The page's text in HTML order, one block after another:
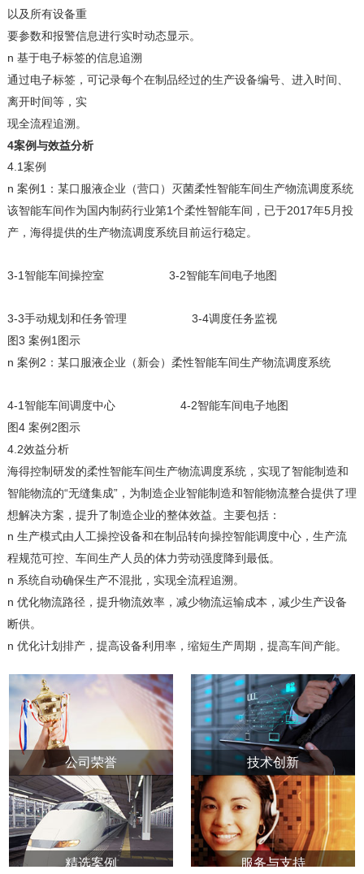
以及所有设备重
要参数和报警信息进行实时动态显示。
n 基于电子标签的信息追溯
通过电子标签， 可记录每个在制品经过的生产设备编号、进入时间、
离开时间等，实
现全流程追溯 。
4案例与效益分析
4.1案例
n 案例 1：某口服液企业（营口）灭菌柔性智能车间生产物流调度系统
该智能车间作为国内制药行业第1个柔性智能车间，已于2017年5月投
产，海得提供的生产物流调度系统目前运行稳定。
3-1智能车间操控室 3-2智能车间电子地图
3-3手动规划和任务管理 3-4调度任务监视
图 3 案例 1图示
n 案例 2：某口服液企业（新会）柔性智能车间生产物流调度系统
4-1智能车间调度中心4-2智能车间电子地图
图 4 案例 2图示
4.2效益分析
海得控制研发的柔性智能车间生产物流调度系统，实现了智能制造和
智能物流的“无缝集成”，为制造企业智能制造和智能物流整合提供了理
想解决方案，提升了制造企业的整体效益。主要包括：
n 生产模式由人工操控设备和在制品转向操控智能调度中心，生产流
程规范可控、车间生产人员的体力劳动强度降到最低。
n 系统自动确保生产不混批，实现全流程追溯。
n 优化物流路径，提升物流效率，减少物流运输成本，减少生产设备
断供。
n 优化计划排产，提高设备利用率，缩短生产周期，提高车间产能。
公司荣誉 技术创新
精选案例 服务与支持